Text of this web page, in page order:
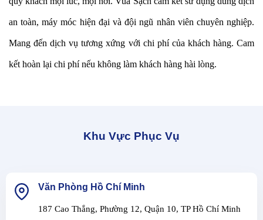
an toàn, máy móc hiện đại và đội ngũ nhân viên chuyên nghiệp.
Mang đến dịch vụ tương xứng với chi phí của khách hàng. Cam
kết hoàn lại chi phí nếu không làm khách hàng hài lòng.
Khu Vực Phục Vụ
Văn Phòng Hồ Chí Minh
187 Cao Thắng, Phường 12, Quận 10, TP Hồ Chí Minh